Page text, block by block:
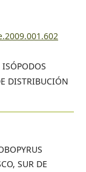
DISTRIBUCIÓN
SUR DE